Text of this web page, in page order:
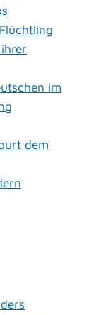
im
dem